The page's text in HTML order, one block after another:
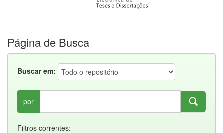
Página de Busca
Buscar em:
por
Filtros correntes: